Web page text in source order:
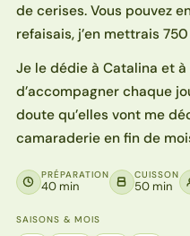
de cerises. Vous pouvez
refaisais, j’en mettrais 750
Je le dédie à Catalina et
d’accompagner chaque
doute qu’elles vont me
camaraderie en fin de
PRÉPARATION
40 min
CUISSON
50 min
SAISONS & MOIS